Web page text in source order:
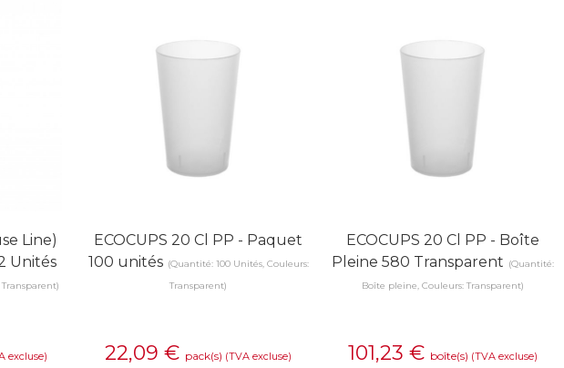
Line)
Unités
excluse)
ECOCUPS 20 Cl PP - Paquet
100 unités (Quantité: 100 Unités, Couleurs:
Transparent)
22,09 € pack(s) (TVA excluse)
ECOCUPS 20 Cl PP - Boîte
Pleine 580 Transparent (Quantité:
Boîte pleine, Couleurs: Transparent)
101,23 € boîte(s) (TVA excluse)